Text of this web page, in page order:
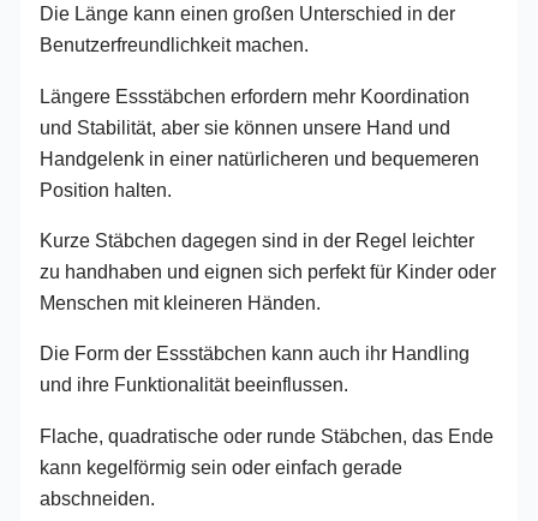
Die Länge kann einen großen Unterschied in der
Benutzerfreundlichkeit machen.
Längere Essstäbchen erfordern mehr Koordination
und Stabilität, aber sie können unsere Hand und
Handgelenk in einer natürlicheren und bequemeren
Position halten.
Kurze Stäbchen dagegen sind in der Regel leichter
zu handhaben und eignen sich perfekt für Kinder oder
Menschen mit kleineren Händen.
Die Form der Essstäbchen kann auch ihr Handling
und ihre Funktionalität beeinflussen.
Flache, quadratische oder runde Stäbchen, das Ende
kann kegelförmig sein oder einfach gerade
abschneiden.